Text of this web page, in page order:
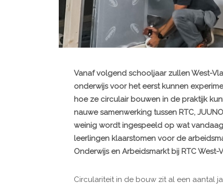
Vanaf volgend schooljaar zullen West-
onderwijs voor het eerst kunnen
hoe ze circulair bouwen in de praktijk
nauwe samenwerking tussen RTC,
weinig wordt ingespeeld op wat
leerlingen klaarstomen voor de
Onderwijs en Arbeidsmarkt bij RTC West-
Circulariteit in de bouw zit al een aantal